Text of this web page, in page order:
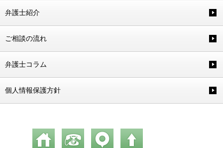
弁護士紹介
ご相談の流れ
弁護士コラム
個人情報保護方針